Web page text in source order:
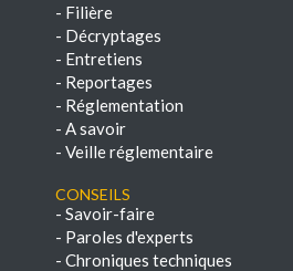
- Filière
- Décryptages
- Entretiens
- Reportages
- Réglementation
- A savoir
- Veille réglementaire
Conseils
- Savoir-faire
- Paroles d'experts
- Chroniques techniques